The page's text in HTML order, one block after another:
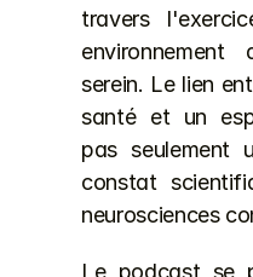
travers
serein. Le lien
santé et un
pas seulement
constat
neurosciences
Le podcast se